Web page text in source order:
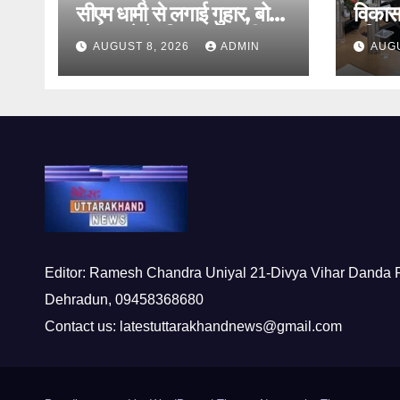
सीएम धामी से लगाई गुहार, बोले
‘मुझे रहने के लिए जगह नहीं
मिल रही’
AUGUST 8, 2026 ADMIN
पूलिंग
Editor: Ramesh Chandra Uniyal 21-Divya Vihar Danda
Dehradun, 09458368680
Contact us: latestuttarakhandnews@gmail.com